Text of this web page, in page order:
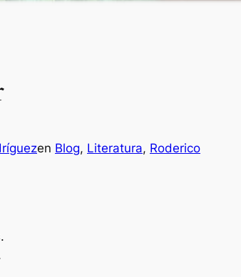
en Blog, Literatura, Roderico